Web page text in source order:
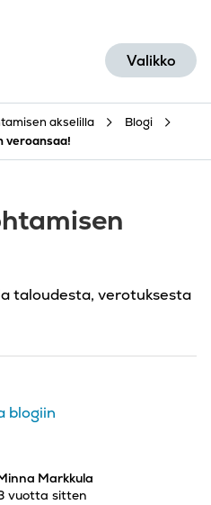
Valikko
akselilla
Blogi
veroansaa!
taloudesta, verotuksesta
blogiin
Markkula
vuotta sitten